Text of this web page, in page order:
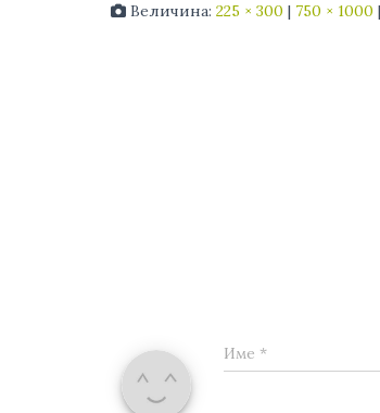
Величина: 225 × 300 | 750 × 1000 |
Име *